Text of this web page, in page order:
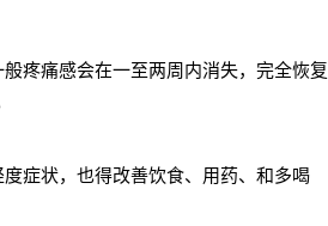
疼痛感会在一至两周内消失，完全恢复
症状，也得改善饮食、用药、和多喝